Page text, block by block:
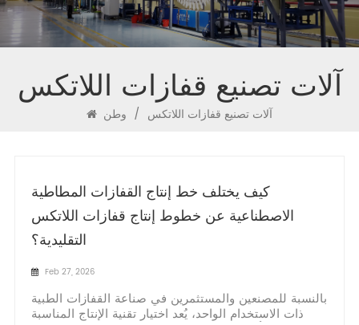
آلات تصنيع قفازات اللاتكس
وطن / آلات تصنيع قفازات اللاتكس
كيف يختلف خط إنتاج القفازات المطاطية
الاصطناعية عن خطوط إنتاج قفازات اللاتكس
التقليدية؟
Feb 27, 2026
بالنسبة للمصنعين والمستثمرين في صناعة القفازات الطبية
ذات الاستخدام الواحد، يُعد اختيار تقنية الإنتاج المناسبة